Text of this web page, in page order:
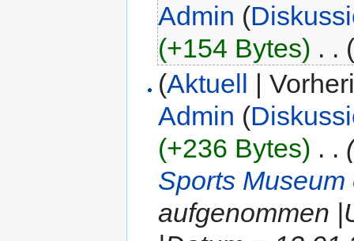
Admin (
(+154 Bytes) . .
(Aktuell |
Admin (
(+236 Bytes) . .
Sports Museum
aufgenommen